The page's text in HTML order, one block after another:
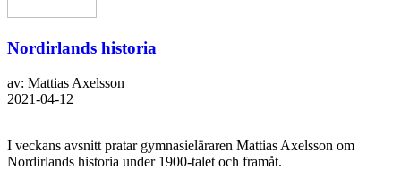
Nordirlands historia
av: Mattias Axelsson
2021-04-12
I veckans avsnitt pratar gymnasieläraren Mattias Axelsson om
Nordirlands historia under 1900-talet och framåt.